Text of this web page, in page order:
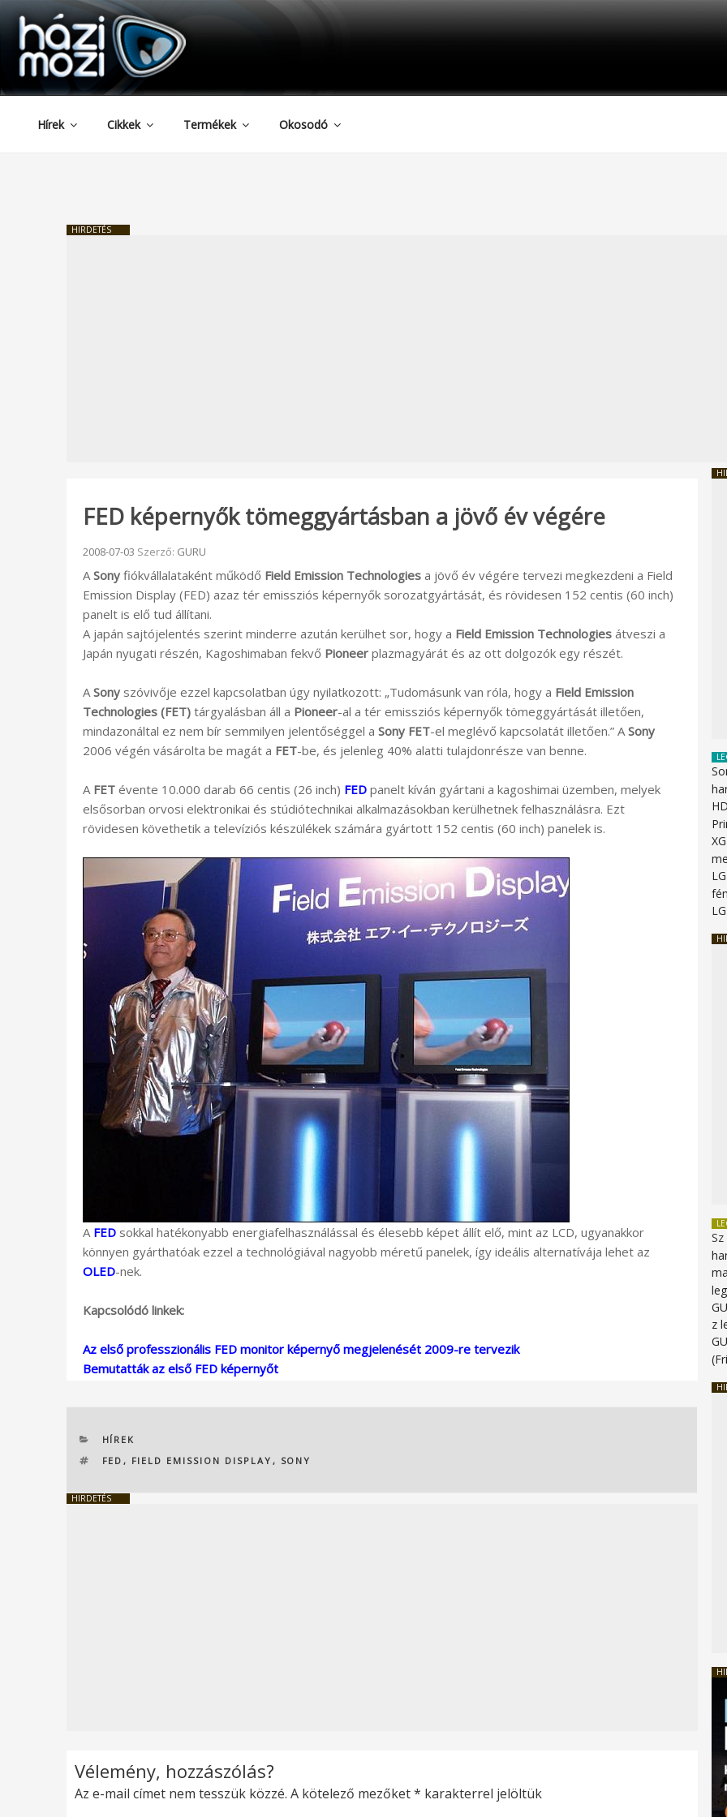
Tartalomhoz
HAZIMOZI
Hírek Cikkek Termékek Okosodó
HIRDETÉS
FED képernyők tömeggyártásban a jövő év végére
Beküldve:
2008-07-03 Szerző: GURU
A Sony fiókvállalataként működő Field Emission Technologies a jövő év végére tervezi megkezdeni a Field
Emission Display (FED) azaz tér emissziós képernyők sorozatgyártását, és rövidesen 152 centis (60 inch)
panelt is elő tud állítani.
A japán sajtójelentés szerint minderre azután kerülhet sor, hogy a Field Emission Technologies átveszi a
Japán nyugati részén, Kagoshimaban fekvő Pioneer plazmagyárát és az ott dolgozók egy részét.
A Sony szóvivője ezzel kapcsolatban úgy nyilatkozott: „Tudomásunk van róla, hogy a Field Emission
Technologies (FET) tárgyalásban áll a Pioneer-al a tér emissziós képernyők tömeggyártását illetően,
mindazonáltal ez nem bír semmilyen jelentőséggel a Sony FET-el meglévő kapcsolatát illetően.” A Sony
2006 végén vásárolta be magát a FET-be, és jelenleg 40% alatti tulajdonrésze van benne.
A FET évente 10.000 darab 66 centis (26 inch) FED panelt kíván gyártani a kagoshimai üzemben, melyek
elsősorban orvosi elektronikai és stúdiótechnikai alkalmazásokban kerülhetnek felhasználásra. Ezt
rövidesen követhetik a televíziós készülékek számára gyártott 152 centis (60 inch) panelek is.
A FED sokkal hatékonyabb energiafelhasználással és élesebb képet állít elő, mint az LCD, ugyanakkor
könnyen gyárthatóak ezzel a technológiával nagyobb méretű panelek, így ideális alternatívája lehet az
OLED-nek.
Kapcsolódó linkek:
Az első professzionális FED monitor képernyő megjelenését 2009-re tervezik
Bemutatták az első FED képernyőt
KATEGÓRIÁK
HÍREK
CÍMKÉK
FED , FIELD EMISSION DISPLAY , SONY
HIRDETÉS
Vélemény, hozzászólás?
Az e-mail címet nem tesszük közzé. A kötelező mezőket* karakterrel jelöltük
z